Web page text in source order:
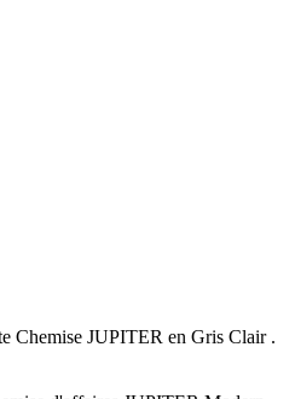
Chemise JUPITER en Gris Clair .